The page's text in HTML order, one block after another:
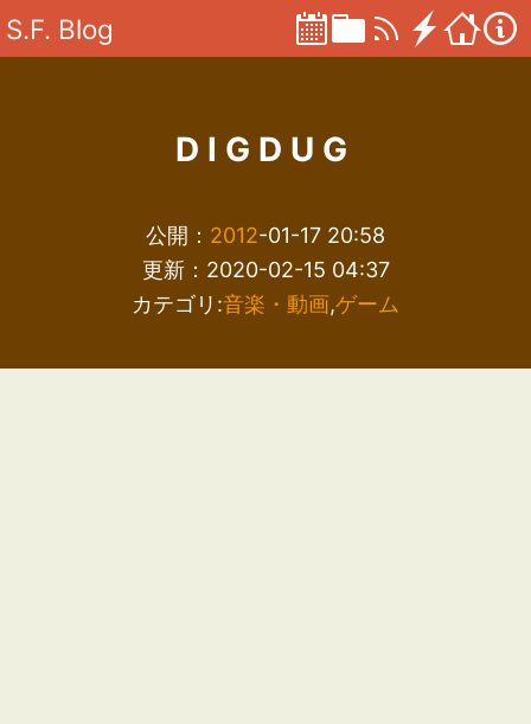
S.F. Blog
DIGDUG
公開： 2012-01-17 20:58
更新：2020-02-15 04:37
カテゴリ:音楽・動画,ゲーム